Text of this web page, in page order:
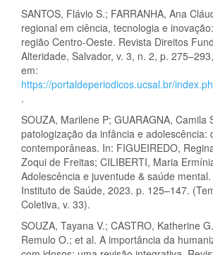
SANTOS, Flávio S.; FARRANHA, Ana
regional em ciência, tecnologia e
região Centro-Oeste. Revista Direitos
Alteridade, Salvador, v. 3, n. 2, p.
em:
https://portaldeperiodicos.ucsal.br/
.
SOUZA, Marilene P; GUARAGNA, Camila
patologização da infância e adolescência:
contemporâneas. In: FIGUEIREDO,
Zoqui de Freitas; CILIBERTI, Maria
Adolescência e juventude & saúde
Instituto de Saúde, 2023. p. 125–147.
Coletiva, v. 33).
SOUZA, Tayana V.; CASTRO, Katherine
Remulo O.; et al. A importância da